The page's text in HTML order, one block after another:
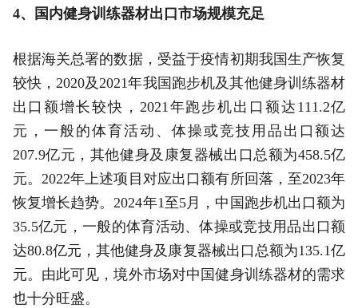
4、国内健身训练器材出口市场规模充足
根据海关总署的数据，受益于疫情初期我国生产恢复
较快，2020及2021年我国跑步机及其他健身训练器材
出口额增长较快，2021年跑步机出口额达111.2亿
元，一般的体育活动、体操或竞技用品出口额达
207.9亿元，其他健身及康复器械出口总额为458.5亿
元。2022年上述项目对应出口额有所回落，至2023年
恢复增长趋势。2024年1至5月，中国跑步机出口额为
35.5亿元，一般的体育活动、体操或竞技用品出口额
达80.8亿元，其他健身及康复器械出口总额为135.1亿
元。由此可见，境外市场对中国健身训练器材的需求
也十分旺盛。